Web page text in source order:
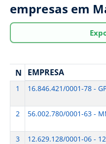
empresas em
N EMPRESA
1 16.846.421/0001-78 -
2
56.002.780/0001-63 -
3
12.629.128/0001-06 -